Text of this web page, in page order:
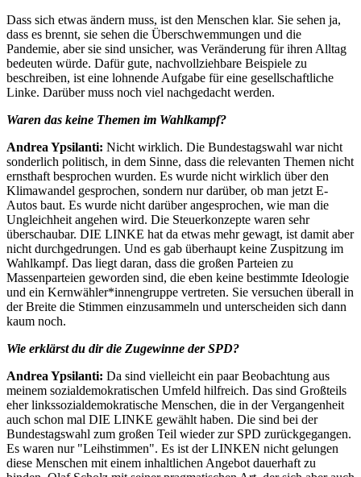
Dass sich etwas ändern muss, ist den Menschen klar. Sie sehen ja,
dass es brennt, sie sehen die Überschwemmungen und die
Pandemie, aber sie sind unsicher, was Veränderung für ihren Alltag
bedeuten würde. Dafür gute, nachvollziehbare Beispiele zu
beschreiben, ist eine lohnende Aufgabe für eine gesellschaftliche
Linke. Darüber muss noch viel nachgedacht werden.
Waren das keine Themen im Wahlkampf?
Andrea Ypsilanti: Nicht wirklich. Die Bundestagswahl war nicht
sonderlich politisch, in dem Sinne, dass die relevanten Themen nicht
ernsthaft besprochen wurden. Es wurde nicht wirklich über den
Klimawandel gesprochen, sondern nur darüber, ob man jetzt E-
Autos baut. Es wurde nicht darüber angesprochen, wie man die
Ungleichheit angehen wird. Die Steuerkonzepte waren sehr
überschaubar. DIE LINKE hat da etwas mehr gewagt, ist damit aber
nicht durchgedrungen. Und es gab überhaupt keine Zuspitzung im
Wahlkampf. Das liegt daran, dass die großen Parteien zu
Massenparteien geworden sind, die eben keine bestimmte Ideologie
und ein Kernwähler*innengruppe vertreten. Sie versuchen überall in
der Breite die Stimmen einzusammeln und unterscheiden sich dann
kaum noch.
Wie erklärst du dir die Zugewinne der SPD?
Andrea Ypsilanti: Da sind vielleicht ein paar Beobachtung aus
meinem sozialdemokratischen Umfeld hilfreich. Das sind Großteils
eher linkssozialdemokratische Menschen, die in der Vergangenheit
auch schon mal DIE LINKE gewählt haben. Die sind bei der
Bundestagswahl zum großen Teil wieder zur SPD zurückgegangen.
Es waren nur "Leihstimmen". Es ist der LINKEN nicht gelungen
diese Menschen mit einem inhaltlichen Angebot dauerhaft zu